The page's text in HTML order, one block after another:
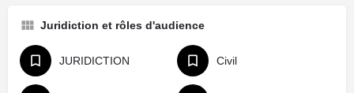
Juridiction et rôles d'audience
JURIDICTION Civil